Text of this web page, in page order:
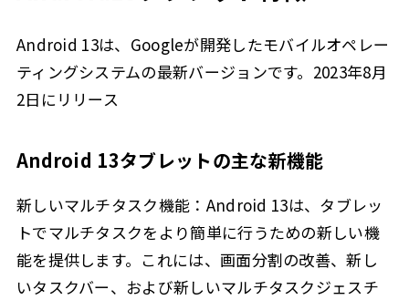
Android 13は、Googleが開発したモバイルオペレー
ティングシステムの最新バージョンです。2023年8月
2日にリリース
Android 13タブレットの主な新機能
新しいマルチタスク機能：Android 13は、タブレッ
トでマルチタスクをより簡単に行うための新しい機
能を提供します。これには、画面分割の改善、新し
いタスクバー、および新しいマルチタスクジェスチ